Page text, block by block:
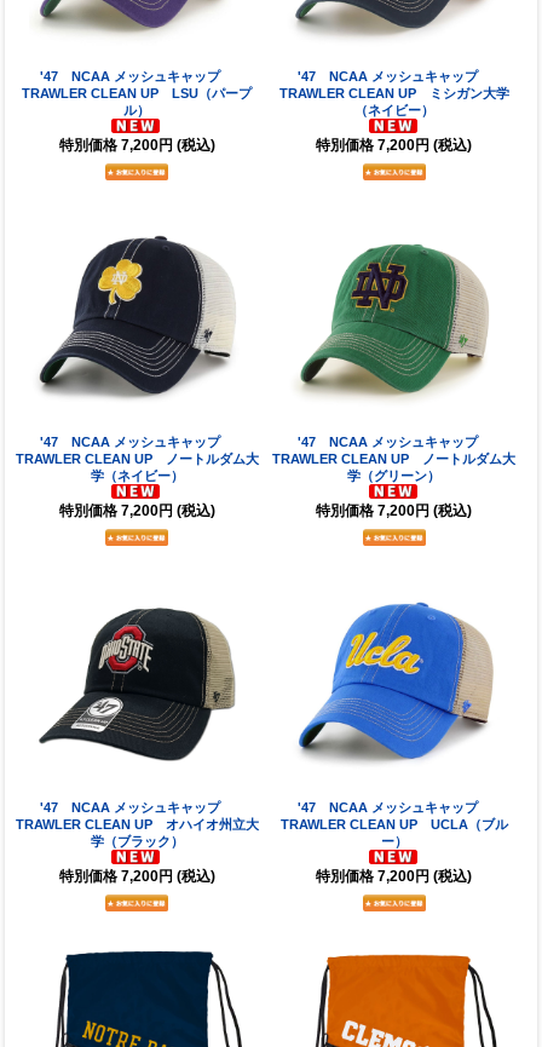
'47 NCAA メッシュキャップ
TRAWLER CLEAN UP LSU（パープ
ル）
特別価格 7,200円 (税込)
'47 NCAA メッシュキャップ
TRAWLER CLEAN UP ミシガン大学
（ネイビー）
特別価格 7,200円 (税込)
'47 NCAA メッシュキャップ
TRAWLER CLEAN UP ノートルダム大
学（ネイビー）
特別価格 7,200円 (税込)
'47 NCAA メッシュキャップ
TRAWLER CLEAN UP ノートルダム大
学（グリーン）
特別価格 7,200円 (税込)
'47 NCAA メッシュキャップ
TRAWLER CLEAN UP オハイオ州立大
学（ブラック）
特別価格 7,200円 (税込)
'47 NCAA メッシュキャップ
TRAWLER CLEAN UP UCLA（ブル
ー）
特別価格 7,200円 (税込)